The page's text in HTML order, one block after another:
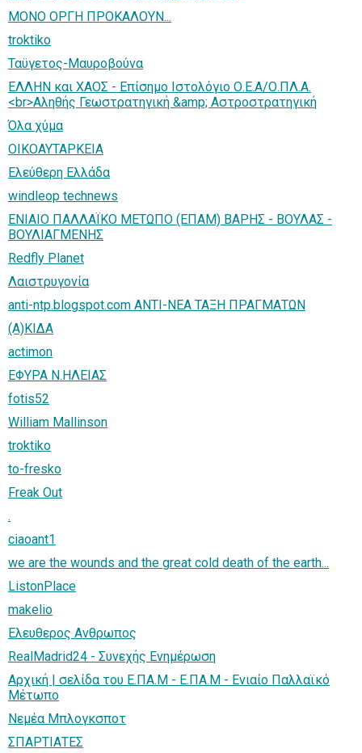
ΜΟΝΟ ΟΡΓΗ ΠΡΟΚΑΛΟΥΝ...
troktiko
Ταϋγετος-Μαυροβούνα
ΕΛΛΗΝ και ΧΑΟΣ - Επίσημο Ιστολόγιο Ο.Ε.Α/Ο.ΠΛ.Α.
<br>Αληθής Γεωστρατηγική &amp; Αστροστρατηγική
Όλα χύμα
ΟΙΚΟΑΥΤΑΡΚΕΙΑ
Ελεύθερη Ελλάδα
windleop technews
ΕΝΙΑΙΟ ΠΑΛΛΑΪΚΟ ΜΕΤΩΠΟ (ΕΠΑΜ) ΒΑΡΗΣ - ΒΟΥΛΑΣ -
ΒΟΥΛΙΑΓΜΕΝΗΣ
Redfly Planet
Λαιστρυγονία
anti-ntp.blogspot.com ΑΝΤΙ-ΝΕΑ ΤΑΞΗ ΠΡΑΓΜΑΤΩΝ
(Α)ΚΙΔΑ
actimon
ΕΦΥΡΑ Ν.ΗΛΕΙΑΣ
fotis52
William Mallinson
troktiko
to-fresko
Freak Out
.
ciaoant1
we are the wounds and the great cold death of the earth...
ListonPlace
makelio
Ελευθερος Ανθρωπος
RealMadrid24 - Συνεχής Ενημέρωση
Αρχική | σελίδα του Ε.ΠΑ.Μ - Ε.ΠΑ.Μ - Ενιαίο Παλλαϊκό
Μέτωπο
Νεμέα Μπλογκσποτ
ΣΠΑΡΤΙΑΤΕΣ